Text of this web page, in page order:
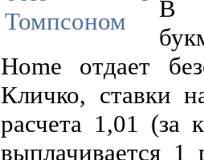
В
Home отдает
Кличко, ставки
расчета 1,01 (за
выплачивается 1